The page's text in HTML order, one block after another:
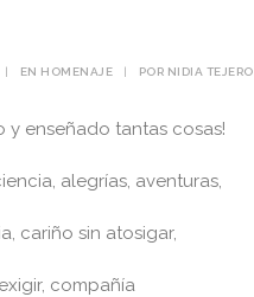
| EN HOMENAJE | POR NIDIA TEJERO
y enseñado tantas cosas!
alegrías, aventuras,
cariño sin atosigar,
compañía